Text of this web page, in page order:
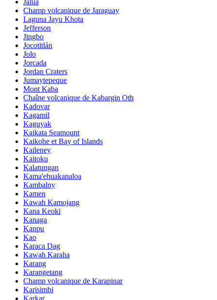
Champ volcanique de Jaraguay
Laguna Jayu Khota
Jefferson
Jingbo
Jocotitlán
Jolo
Jorcada
Jordan Craters
Jumaytepeque
Mont Kaba
Chaîne volcanique de Kabargin Oth
Kadovar
Kagamil
Kaguyak
Kaikata Seamount
Kaikohe et Bay of Islands
Kaileney
Kaitoku
Kalatungan
Kama'ehuakanaloa
Kambalny
Kamen
Kawah Kamojang
Kana Keoki
Kanaga
Kanpu
Kao
Karaca Dag
Kawah Karaha
Karang
Karangetang
Champ volcanique de Karapinar
Karisimbi
Karkar